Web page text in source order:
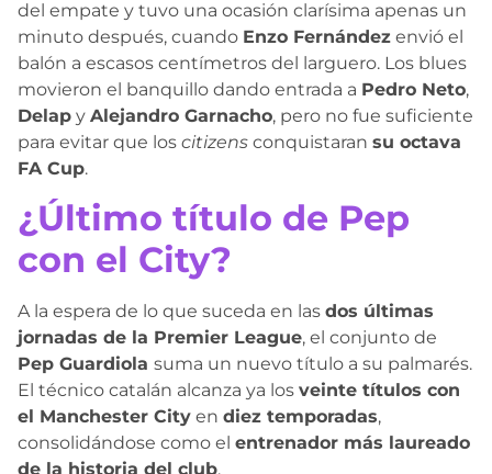
del empate y tuvo una ocasión clarísima apenas un
minuto después, cuando Enzo Fernández envió el
balón a escasos centímetros del larguero. Los blues
movieron el banquillo dando entrada a Pedro Neto,
Delap y Alejandro Garnacho, pero no fue suficiente
para evitar que los citizens conquistaran su octava
FA Cup.
¿Último título de Pep
con el City?
A la espera de lo que suceda en las dos últimas
jornadas de la Premier League, el conjunto de
Pep Guardiola suma un nuevo título a su palmarés.
El técnico catalán alcanza ya los veinte títulos con
el Manchester City en diez temporadas,
consolidándose como el entrenador más laureado
de la historia del club.